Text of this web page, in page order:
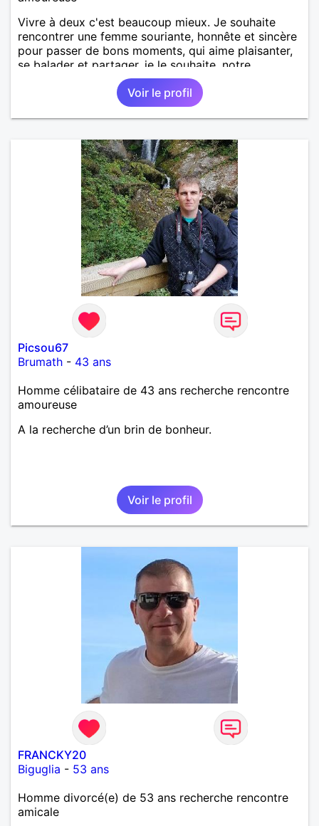
Vivre à deux c'est beaucoup mieux. Je souhaite
rencontrer une femme souriante, honnête et sincère
pour passer de bons moments, qui aime plaisanter,
se balader et partager, je le souhaite, notre
complicité. J'aime beaucoup les chantiers de
randonnée pour se défouler, se relaxer, se détendre
et finalement prendre du bon temps. C'est difficile
de tout dire en quelques lignes. En revanche, vous
d'informations. A bientôt
Voir le profil
Picsou67
Brumath - 43 ans
Homme célibataire de 43 ans recherche rencontre
amoureuse
A la recherche d’un brin de bonheur.
Voir le profil
FRANCKY20
Biguglia - 53 ans
Homme divorcé(e) de 53 ans recherche rencontre
amicale